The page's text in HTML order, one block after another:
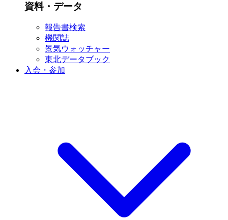
資料・データ
報告書検索
機関誌
景気ウォッチャー
東北データブック
入会・参加